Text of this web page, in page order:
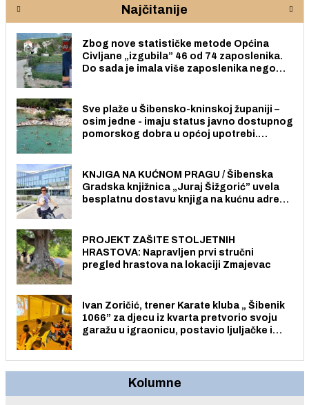
Najčitanije
Zbog nove statističke metode Općina
Civljane „izgubila” 46 od 74 zaposlenika.
Do sada je imala više zaposlenika nego
Sve plaže u Šibensko-kninskoj županiji –
osim jedne - imaju status javno dostupnog
pomorskog dobra u općoj upotrebi.
KNJIGA NA KUĆNOM PRAGU / Šibenska
Gradska knjižnica „Juraj Šižgorić” uvela
besplatnu dostavu knjiga na kućnu adresu
PROJEKT ZAŠITE STOLJETNIH
HRASTOVA: Napravljen prvi stručni
pregled hrastova na lokaciji Zmajevac
Ivan Zoričić, trener Karate kluba „ Šibenik
1066” za djecu iz kvarta pretvorio svoju
garažu u igraonicu, postavio ljuljačke i
Kolumne